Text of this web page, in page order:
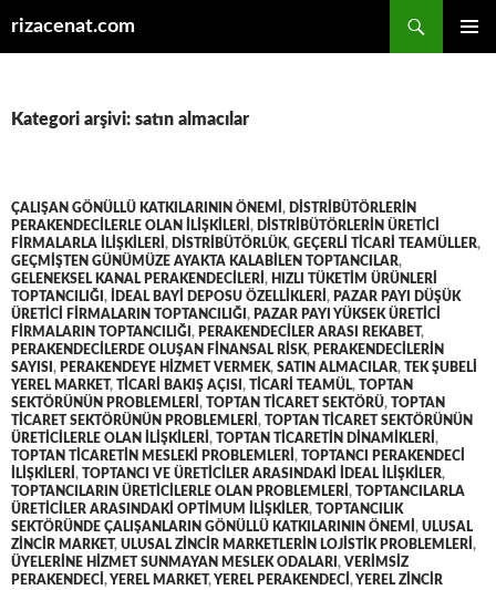
rizacenat.com
Kategori arşivi: satın almacılar
ÇALIŞAN GÖNÜLLÜ KATKILARININ ÖNEMI , DISTRIBÜTÖRLERIN
PERAKENDECILERLE OLAN ILIŞKILERI , DISTRIBÜTÖRLERIN ÜRETICI
FIRMALARLA ILIŞKILERI , DISTRIBÜTÖRLÜK, GEÇERLI TICARI TEAMÜLLER,
GEÇMIŞTEN GÜNÜMÜZE AYAKTA KALABILEN TOPTANCILAR,
GELENEKSEL KANAL PERAKENDECILERI , HIZLI TÜKETIM ÜRÜNLERI
TOPTANCILIĞI , IDEAL BAYI DEPOSU ÖZELLIKLERI , PAZAR PAYI DÜŞÜK
ÜRETICI FIRMALARIN TOPTANCILIĞI , PAZAR PAYI YÜKSEK ÜRETICI
FIRMALARIN TOPTANCILIĞI , PERAKENDECILER ARASI REKABET,
PERAKENDECILERDE OLUŞAN FINANSAL RISK, PERAKENDECILERIN
SAYISI , PERAKENDEYE HIZMET VERMEK, SATIN ALMACILAR, TEK ŞUBELI
YEREL MARKET, TICARI BAKIŞ AÇISI , TICARI TEAMÜL, TOPTAN
SEKTÖRÜNÜN PROBLEMLERI , TOPTAN TICARET SEKTÖRÜ, TOPTAN
TICARET SEKTÖRÜNÜN PROBLEMLERI , TOPTAN TICARET SEKTÖRÜNÜN
ÜRETICILERLE OLAN ILIŞKILERI , TOPTAN TICARETIN DINAMIKLERI ,
TOPTAN TICARETIN MESLEKI PROBLEMLERI , TOPTANCI PERAKENDECI
ILIŞKILERI , TOPTANCI VE ÜRETICILER ARASINDAKI IDEAL ILIŞKILER,
TOPTANCILARIN ÜRETICILERLE OLAN PROBLEMLERI , TOPTANCILARLA
ÜRETICILER ARASINDAKI OPTIMUM ILIŞKILER, TOPTANCILIK
SEKTÖRÜNDE ÇALIŞANLARIN GÖNÜLLÜ KATKILARININ ÖNEMI , ULUSAL
ZINCIR MARKET, ULUSAL ZINCIR MARKETLERIN LOJISTIK PROBLEMLERI ,
ÜYELERINE HIZMET SUNMAYAN MESLEK ODALARI , VERIMSIZ
PERAKENDECI ,YEREL MARKET,YEREL PERAKENDECI ,YEREL ZINCIR